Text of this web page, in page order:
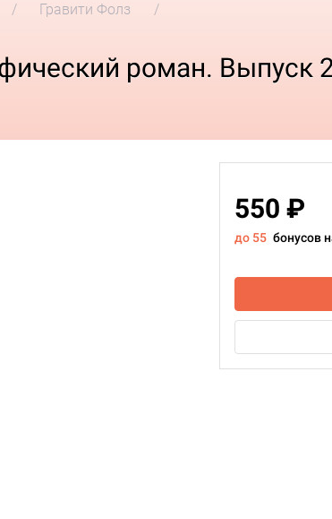
Гравити Фолз
роман. Выпуск
550 ₽
до 55 бонусов